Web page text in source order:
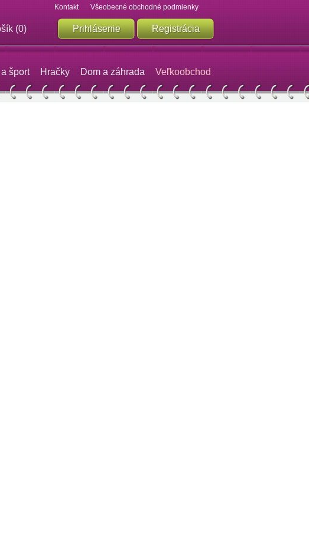
Kontakt Všeobecné obchodné podmienky
(0) Prihlásenie Registrácia
šport Hračky Dom a záhrada Veľkoobchod